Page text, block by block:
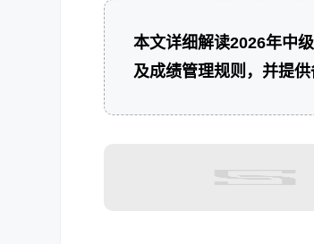
本文详细解读2026年中
及成绩管理规则，并提供